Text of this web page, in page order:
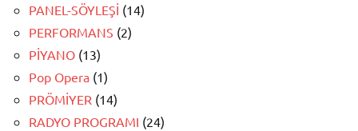
PANEL-SÖYLEŞİ (14)
PERFORMANS (2)
PİYANO (13)
Pop Opera (1)
PRÖMİYER (14)
RADYO PROGRAMI (24)